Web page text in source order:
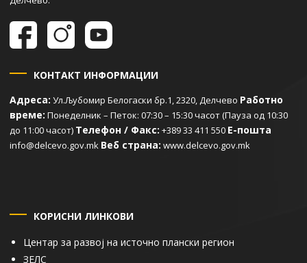
КОНТАКТ ИНФОРМАЦИИ
Адреса: Ул.Љубомир Белогаски бр.1, 2320, Делчево Работно
време: Понеделник – Петок: 07:30 – 15:30 часот (Пауза од 10:30
до 11:00 часот) Телефон / Факс: +389 33 411 550 Е-пошта
info@delcevo.gov.mk Веб страна: www.delcevo.gov.mk
КОРИСНИ ЛИНКОВИ
Центар за развој на источно плански регион
ЗЕЛС